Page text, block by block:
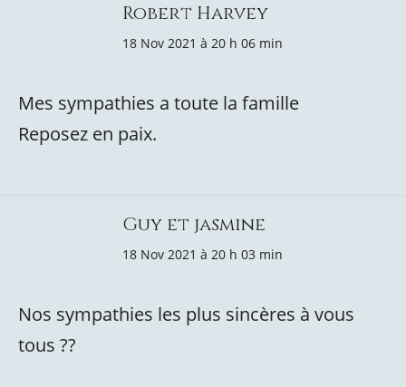
Robert Harvey
18 Nov 2021 à 20 h 06 min
Mes sympathies a toute la famille
Reposez en paix.
Guy et jasmine
18 Nov 2021 à 20 h 03 min
Nos sympathies les plus sincères à vous
tous ??